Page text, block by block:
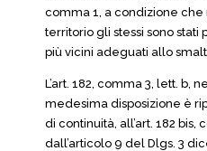
comma 1, a condizione
territorio gli stessi sono stati
più vicini adeguati allo
L’art. 182, comma 3, lett. b,
medesima disposizione è
di continuità, all’art. 182 bis,
dall’articolo 9 del Dlgs. 3